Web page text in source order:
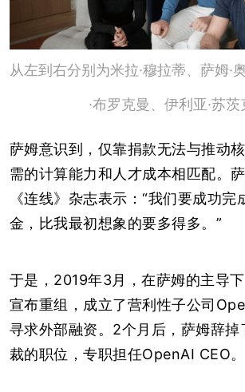
从左到右分别为米拉·穆拉蒂、萨姆·
·布罗克曼、伊利亚·苏茨
萨姆意识到，仅靠捐款无法与推动
需的计算能力和人才成本相匹配。
《连线》杂志表示：“我们要成功完
金，比我最初想象的要多得多。”
于是，2019年3月，在萨姆的主导
宣布重组，成立了营利性子公司
寻求外部融资。2个月后，萨姆辞掉
裁的职位，专职担任OpenAI CEO。